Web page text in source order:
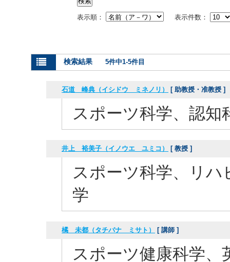
表示順： 表示件数：
検索結果 5件中1-5件目
石道 峰典（イシドウ ミネノリ） [ 助教授・准教授 ]
スポーツ科学、認知
井上 裕美子（イノウエ ユミコ） [ 教授 ]
スポーツ科学、リ
学
橘 未都（タチバナ ミサト） [ 講師 ]
スポーツ健康科学、